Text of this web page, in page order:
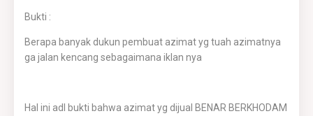
Bukti :
Berapa banyak dukun pembuat azimat yg tuah azimatnya
ga jalan kencang sebagaimana iklan nya
Hal ini adl bukti bahwa azimat yg dijual BENAR BERKHODAM